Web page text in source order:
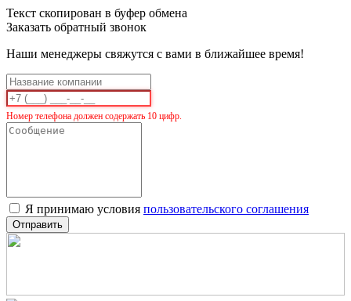
Текст скопирован в буфер обмена
Заказать обратный звонок
Наши менеджеры свяжутся с вами в ближайшее время!
Номер телефона должен содержать 10 цифр.
Я принимаю условия пользовательского соглашения
Отправить